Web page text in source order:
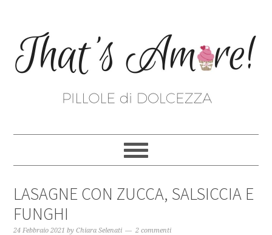
LASAGNE CON ZUCCA, SALSICCIA E
FUNGHI
24 Febbraio 2021 byChiara Selenati 2 commenti